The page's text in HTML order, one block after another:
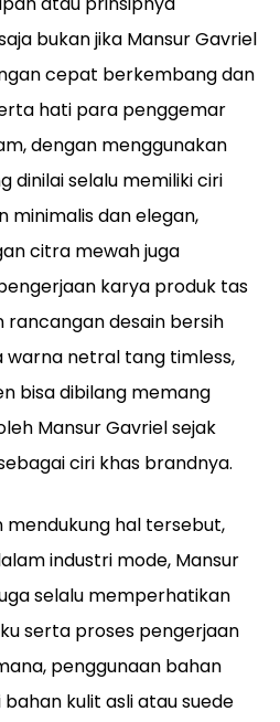
bukan jika Mansur Gavriel
cepat berkembang dan
hati para penggemar
dengan menggunakan
dinilai selalu memiliki ciri
minimalis dan elegan,
citra mewah juga
karya produk tas
desain bersih
netral tang timless,
bisa dibilang memang
Mansur Gavriel sejak
ciri khas brandnya.
mendukung hal tersebut,
industri mode, Mansur
selalu memperhatikan
serta proses pengerjaan
penggunaan bahan
kulit asli atau suede